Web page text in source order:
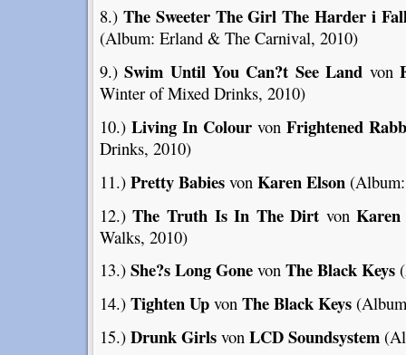
8.) The Sweeter The Girl The Harder i
(Album: Erland & The Carnival, 2010)
9.)Swim Until You Can?t See Land von
Winter of Mixed Drinks, 2010)
10.) Living In Colourvon Frightened
Drinks, 2010)
11.) Pretty Babiesvon Karen Elson
12.)The Truth Is In The Dirt vonKaren
Walks, 2010)
13.) She?s Long Gonevon The Black Keys
14.) Tighten Upvon The Black Keys
15.) Drunk Girlsvon LCD Soundsystem